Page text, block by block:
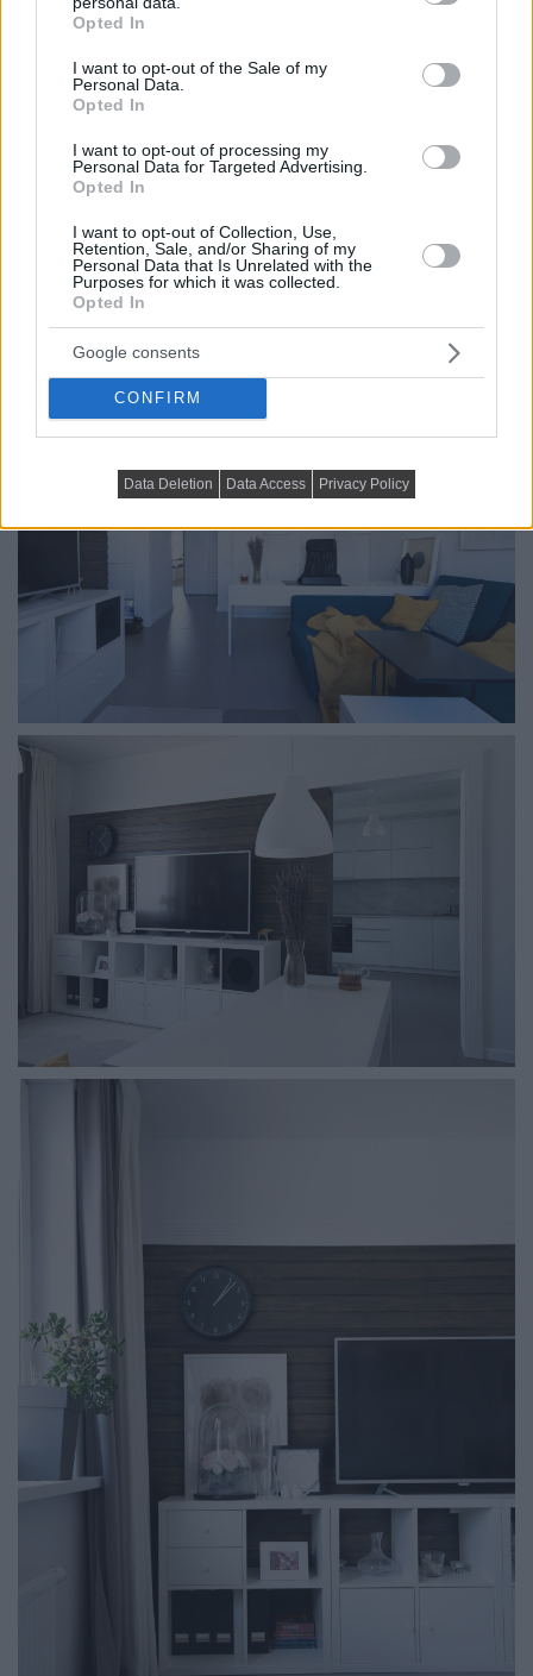
grant or deny consent to Google and its third-party tags to
use your data for below specified purposes in below Google
consent section.
Opted In
I want to opt-out of the Sale of my
Personal Data.
Opted In
I want to opt-out of processing my
Personal Data for Targeted Advertising.
Opted In
I want to opt-out of Collection, Use,
Retention, Sale, and/or Sharing of my
Personal Data that Is Unrelated with the
Purposes for which it was collected.
Opted In
Google consents
CONFIRM
Data Deletion Data Access Privacy Policy